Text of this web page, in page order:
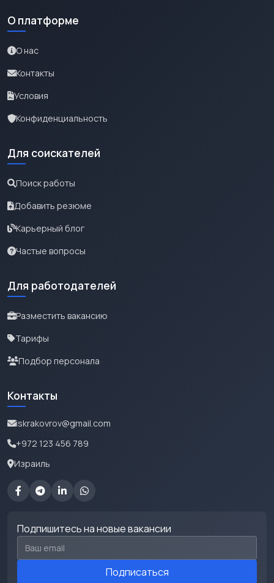
О платформе
О нас
Контакты
Условия
Конфиденциальность
Для соискателей
Поиск работы
Добавить резюме
Карьерный блог
Частые вопросы
Для работодателей
Разместить вакансию
Тарифы
Подбор персонала
Контакты
iskrakovrov@gmail.com
+972 123 456 789
Израиль
Подпишитесь на новые вакансии
Email для подписки
Подписаться